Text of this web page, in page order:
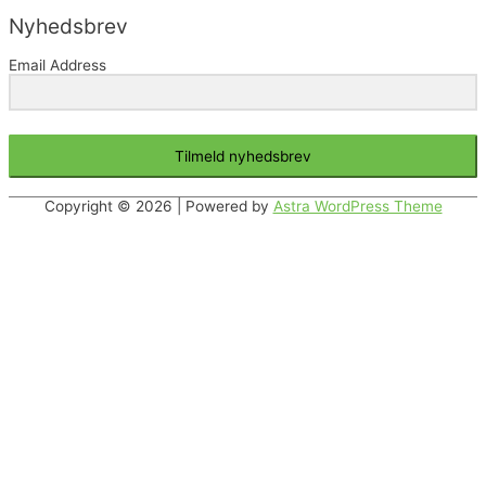
Nyhedsbrev
Email Address
Tilmeld nyhedsbrev
Copyright © 2026 | Powered by Astra WordPress Theme